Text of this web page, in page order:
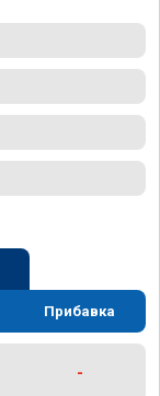
Прибавка
-